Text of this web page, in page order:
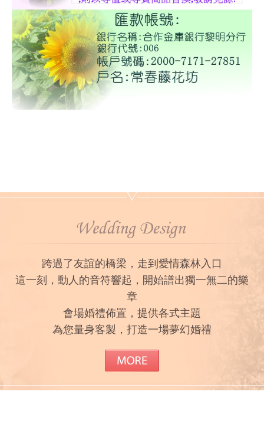
跨過了友誼的橋梁，走到愛情森林入口
這一刻，動人的音符響起，開始譜出獨一無二的樂
章
會場婚禮佈置，提供各式主題
為您量身客製，打造一場夢幻婚禮